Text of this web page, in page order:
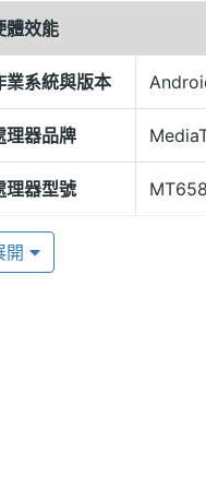
My Melody 採
1.2GHz 四核心
同時也具備 WCDMA
接聽所有來電。
、專屬鈴聲，讓你的生
質拍攝
My Melody 搭
體效能
業系統與版本
理器品牌
理器型號
理器時脈
開